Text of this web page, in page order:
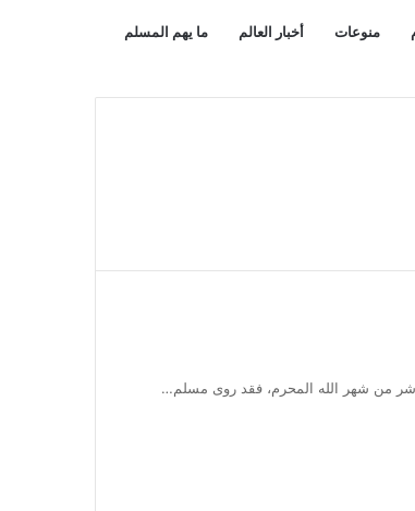
ما يهم المسلم أخبار العالم منوعات
من شهر الله المحرم، فقد روى مسلم…